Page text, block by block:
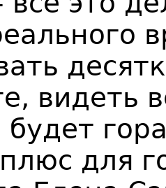
видеть
будет
для